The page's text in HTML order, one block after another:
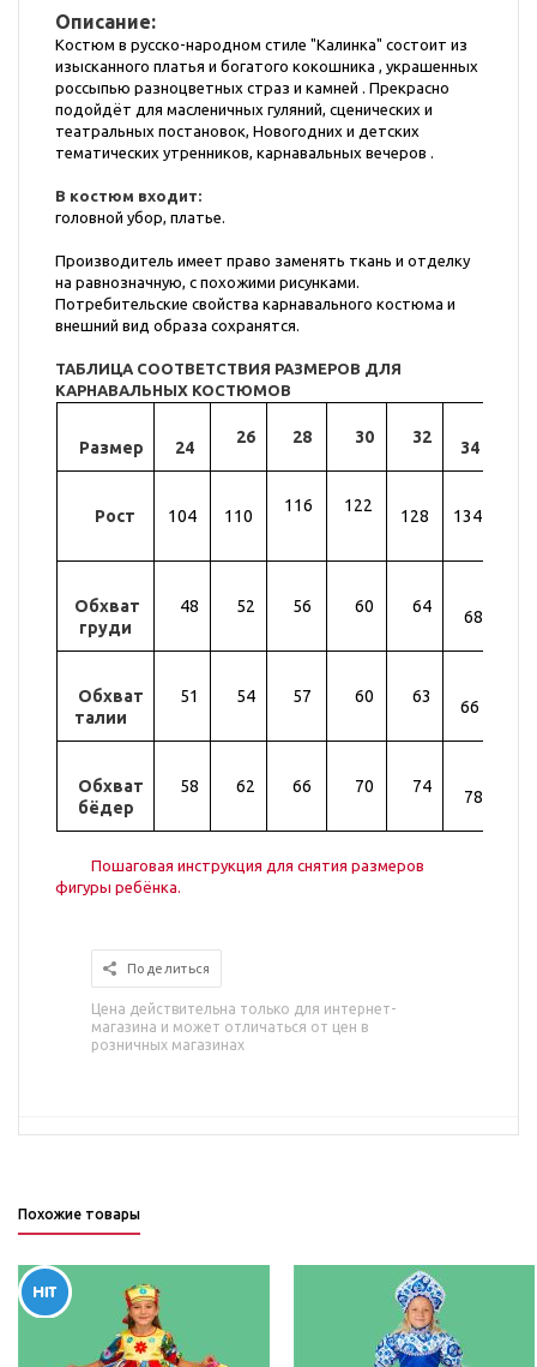
Описание:
Костюм в русско-народном стиле "Калинка" состоит из
изысканного платья и богатого кокошника , украшенных
россыпью разноцветных страз и камней . Прекрасно
подойдёт для масленичных гуляний, сценических и
театральных постановок, Новогодних и детских
тематических утренников, карнавальных вечеров .
В костюм входит:
головной убор, платье.
Производитель имеет право заменять ткань и отделку
на равнозначную, с похожими рисунками.
Потребительские свойства карнавального костюма и
внешний вид образа сохранятся.
ТАБЛИЦА СООТВЕТСТВИЯ РАЗМЕРОВ ДЛЯ
КАРНАВАЛЬНЫХ КОСТЮМОВ
Размер 24
26 28 30 32
34
Рост 104 110
116 122
128 134
Обхват
груди
48 52 56 60 64
68
Обхват
талии
51 54 57 60 63
66
Обхват
бёдер
58 62 66 70 74
78
Пошаговая инструкция для снятия размеров
фигуры ребёнка.
Поделиться
Цена действительна только для интернет-
магазина и может отличаться от цен в
розничных магазинах
Похожие товары